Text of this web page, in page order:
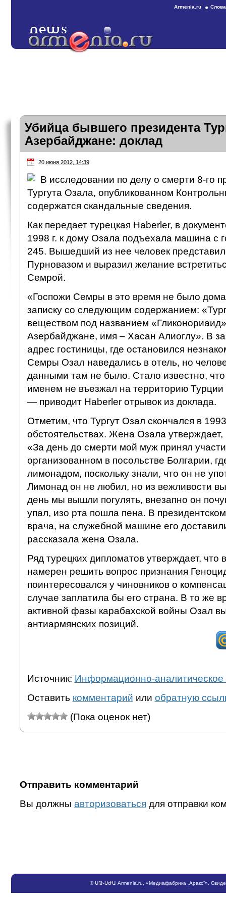
Armenia.ru
Убийца бывшего президента
Азербайджане: доклад
20 июня 2012, 14:39
В исследовании по делу о смерти 8-го
Тургута Озала, опубликованном
содержатся скандальные сведения.
Как передает турецкая Haberler, в
1998 г. к дому Озала подъехала машина с
245. Вышедший из нее человек
Пурновазом и выразил желание
Семрой.
«Госпожи Семры в это время не было
записку со следующим содержанием:
веществом под названием
Азербайджане, имя – Хасан Алиоглу». В
адрес гостиницы, где остановился
Семры Озал наведались в отель, но
данными там не было. Стало известно, что
именем не въезжал на территорию
— приводит Haberler отрывок из доклада.
Отметим, что Тургут Озал скончался в
обстоятельствах. Жена Озала
«За день до смерти мой муж принял
организованном в посольстве Болгарии,
лимонадом, поскольку знали, что он не
Лимонад он не любил, но из вежливости
день мы вышли погулять, внезапно он
упал, изо рта пошла пена. В
врача, на служебной машине его
рассказала жена Озала.
Ряд турецких дипломатов утверждает,
намерен решить вопрос признания
поинтересовался у чиновников о
случае заплатила бы его страна. В то же
активной фазы карабахской войны Озал
антиармянских позиций.
Источник: Информационно-аналитическое
Оставить комментарий или обратную
(Пока оценок нет)
Отправить комментарий
Вы должны авторизоваться для отправки
©ՍԹ-ՍԺԱ Armenia.ru , «Медиафабрика „Аракс“».